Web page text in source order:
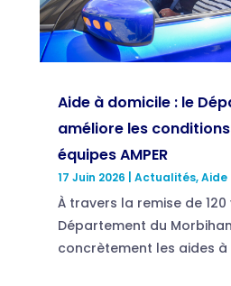
Aide à domicile : le
améliore les
équipes AMPER
17 Juin 2026 Actualités,Aide
À travers la remise de 120
Département du
concrètement les aides à